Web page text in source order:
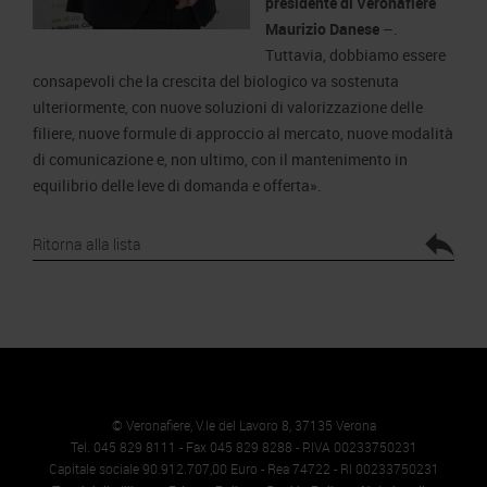
Maurizio Danese –.
Tuttavia, dobbiamo essere
consapevoli che la crescita del biologico va sostenuta
ulteriormente, con nuove soluzioni di valorizzazione delle
filiere, nuove formule di approccio al mercato, nuove modalità
di comunicazione e, non ultimo, con il mantenimento in
equilibrio delle leve di domanda e offerta».
Ritorna alla lista
© Veronafiere, V.le del Lavoro 8, 37135 Verona
Tel. 045 829 8111 - Fax 045 829 8288 - P.IVA 00233750231
Capitale sociale 90.912.707,00 Euro - Rea 74722 - RI 00233750231